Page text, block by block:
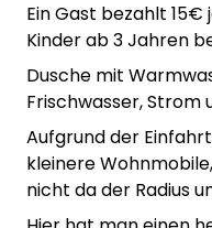
Ein Gast bezahlt
Kinder ab 3 Jahren
Dusche mit
Frischwasser, Strom
Aufgrund der
kleinere
nicht da der Radius